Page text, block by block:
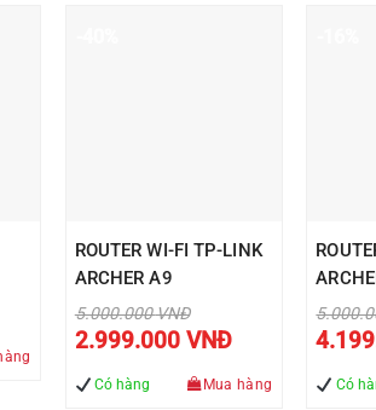
VNĐ.
ROUTER WI-FI TP-LINK
ARCHER A9
5.000.000VNĐ
Giá
gốc
là:
2.999.000 VNĐ
Giá
hiện
là:
2.999.000 VNĐ.
Có hàng Mua hàng Có